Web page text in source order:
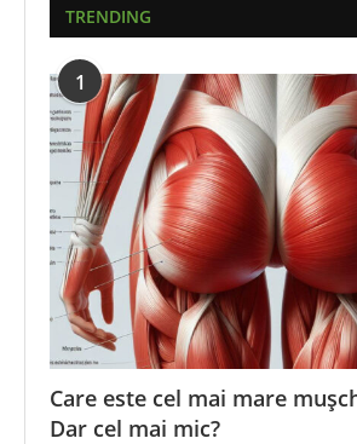
TRENDING
1
Care este cel mai mare
Dar cel mai mic?